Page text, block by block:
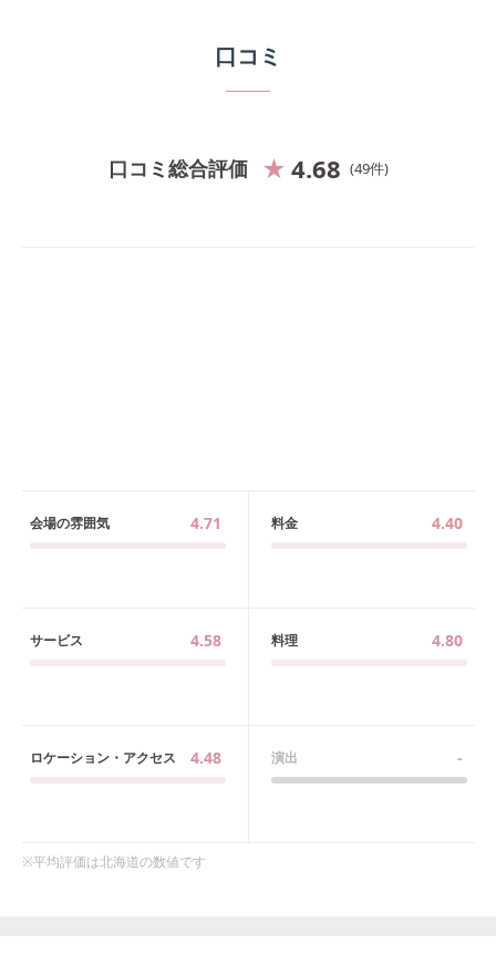
口コミ
口コミ総合評価 4.68 49件
会場の雰囲気 4.71 料金 4.40
サービス 4.58 料理 4.80
ロケーション・アクセス 4.48 演出 -
※平均評価は北海道の数値です